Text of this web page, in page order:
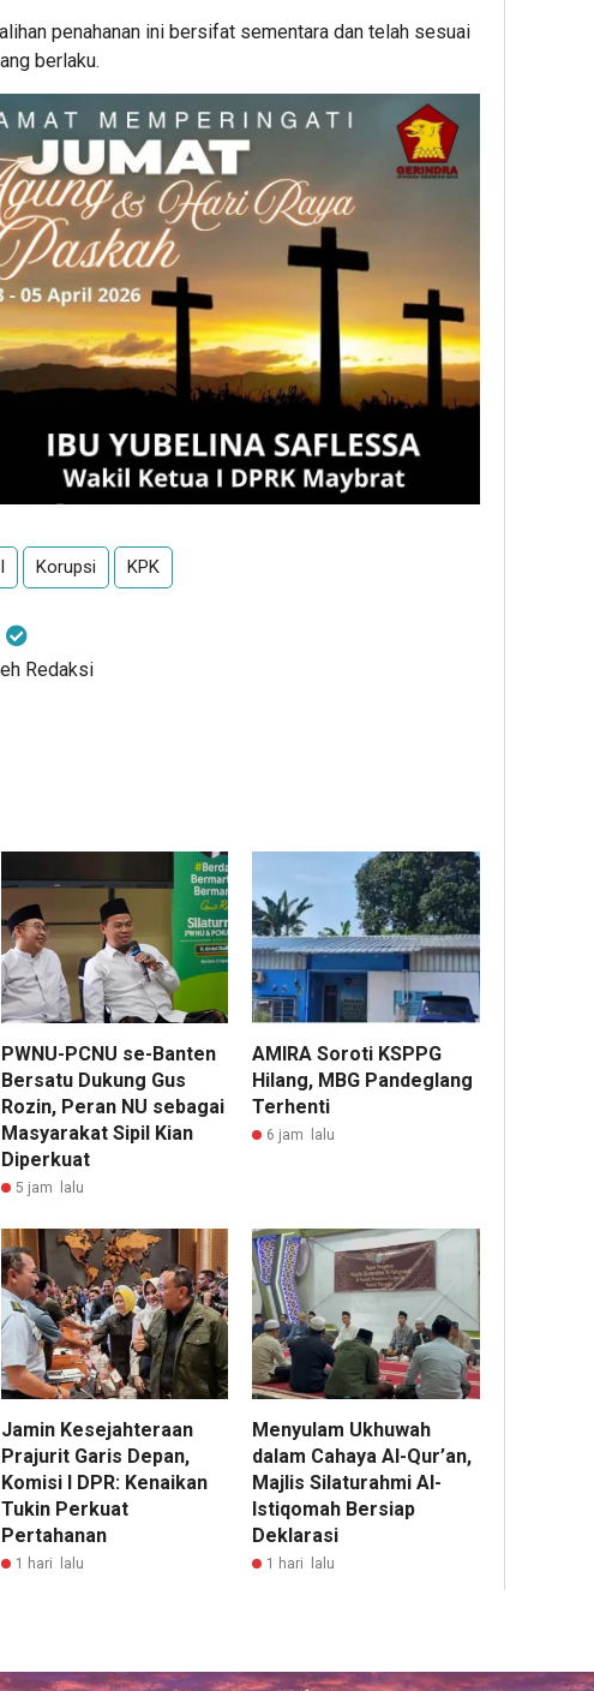
penahanan ini bersifat sementara dan telah sesuai
berlaku.
Korupsi KPK
Redaksi
PWNU-PCNU se-Banten
Bersatu Dukung Gus
Rozin, Peran NU sebagai
Masyarakat Sipil Kian
Diperkuat
5 jam lalu
AMIRA Soroti KSPPG
Hilang, MBG Pandeglang
Terhenti
6 jam lalu
Jamin Kesejahteraan
Prajurit Garis Depan,
Komisi I DPR: Kenaikan
Tukin Perkuat
Pertahanan
1 hari lalu
Menyulam Ukhuwah
dalam Cahaya Al-Qur’an,
Majlis Silaturahmi Al-
Istiqomah Bersiap
Deklarasi
1 hari lalu